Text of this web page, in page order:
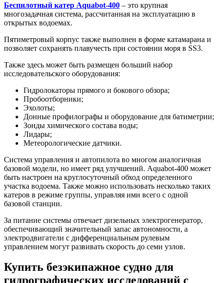
Беспилотный катер Aquabot-400 – это крупная
многозадачная система, рассчитанная на эксплуатацию в
открытых водоемах.
Пятиметровый корпус также выполнен в форме катамарана и
позволяет сохранять плавучесть при состоянии моря в SS3.
Также здесь может быть размещен больший набор
исследовательского оборудования:
Гидролокаторы прямого и бокового обзора;
Пробоотборники;
Эхолоты;
Донные профилографы и оборудование для батиметрии;
Зонды химического состава воды;
Лидары;
Метеорологические датчики.
Система управления и автопилота во многом аналогичная
базовой модели, но имеет ряд улучшений. Aquabot-400 может
быть настроен на круглосуточный обход определенного
участка водоема. Также можно использовать несколько таких
катеров в режиме группы, управляя ими всего с одной
базовой станции.
За питание системы отвечает дизельных электрогенератор,
обеспечивающий значительный запас автономности, а
электродвигатели с дифференциальным рулевым
управлением могут развивать скорость до семи узлов.
Купить безэкипажное судно для
гидрографических исследований с